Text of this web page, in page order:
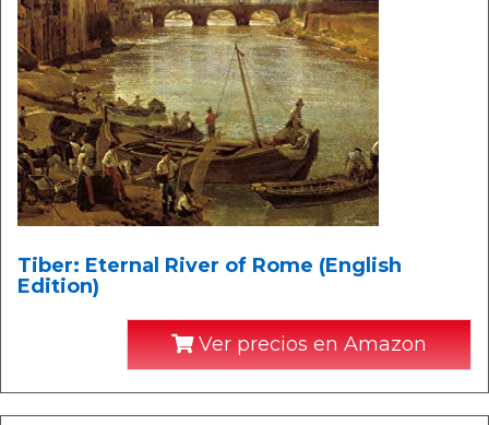
Tiber: Eternal River of Rome (English
Edition)
Ver precios en Amazon